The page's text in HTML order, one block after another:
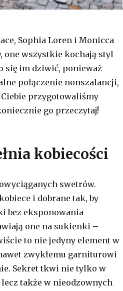
Sophia Loren i Monicca
one wszystkie kochają styl
się im dziwić, ponieważ
połączenie nonszalancji,
przygotowaliśmy
go przeczytaj!
kobiecości
swetrów.
i dobrane tak, by
bez eksponowania
one na sukienki –
to nie jedyny element w
zwykłemu garniturowi
Sekret tkwi nie tylko w
także w nieodzownych